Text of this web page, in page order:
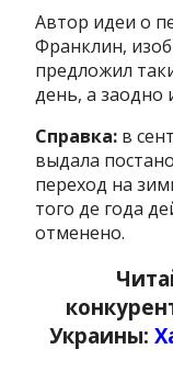
Автор идеи о
Франклин,
предложил
день, а заодно
Справка: в
выдала
переход на
того де года
отменено.
Украины: